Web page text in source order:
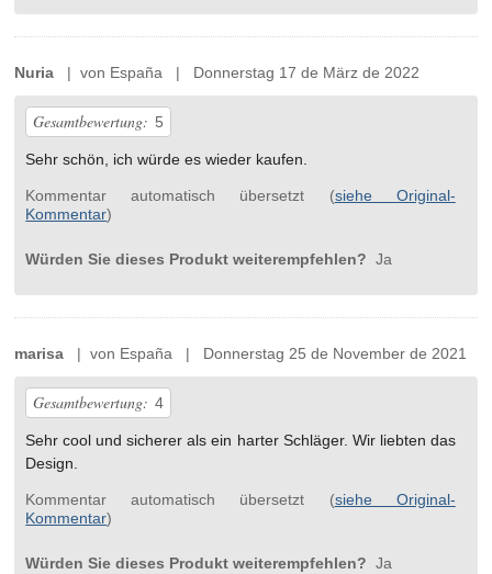
Nuria | von España | Donnerstag 17 de März de 2022
Gesamtbewertung: 5
Sehr schön, ich würde es wieder kaufen.
Kommentar automatisch übersetzt (siehe Original-
Kommentar)
Würden Sie dieses Produkt weiterempfehlen? Ja
marisa | von España | Donnerstag 25 de November de 2021
Gesamtbewertung: 4
Sehr cool und sicherer als ein harter Schläger. Wir liebten das
Design.
Kommentar automatisch übersetzt (siehe Original-
Kommentar)
Würden Sie dieses Produkt weiterempfehlen? Ja